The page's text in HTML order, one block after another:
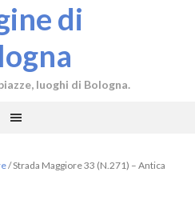
di
luoghi di Bologna.
/Strada Maggiore 33 (N.271) – Antica